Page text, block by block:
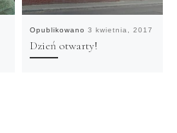
Opublikowano 3 kwietnia, 2017
Dzień otwarty!